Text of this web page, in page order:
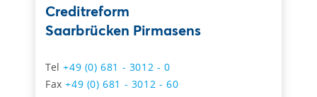
Creditreform
Saarbrücken Pirmasens
Tel+49 (0) 681 - 3012 - 0
Fax+49 (0) 681 - 3012 - 60